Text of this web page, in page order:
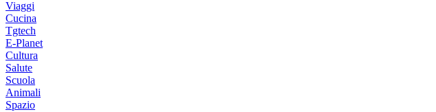
Viaggi
Cucina
Tgtech
E-Planet
Cultura
Salute
Scuola
Animali
Spazio